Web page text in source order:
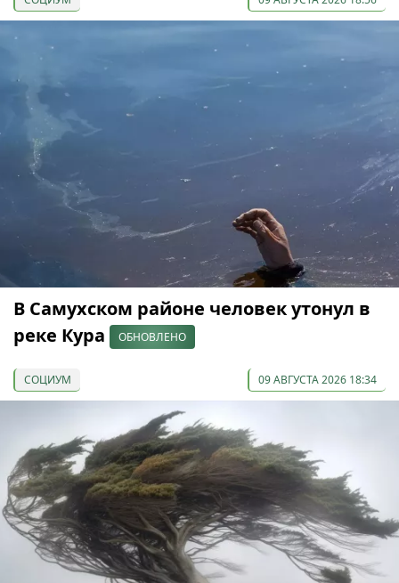
В Самухском районе человек утонул в
реке Кура
ОБНОВЛЕНО
СОЦИУМ 09 АВГУСТА 2026 18:34